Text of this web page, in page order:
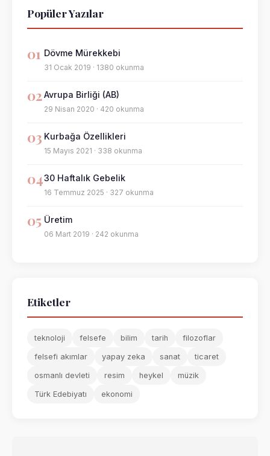
Popüler Yazılar
01 Dövme Mürekkebi
31 Ocak 2019 · 1380 okunma
02Avrupa Birliği (AB)
29 Nisan 2020 · 420 okunma
03 Kurbağa Özellikleri
15 Mayıs 2021 · 338 okunma
0430 Haftalık Gebelik
16 Temmuz 2025 · 327 okunma
05 Üretim
06 Mart 2019 · 242 okunma
Etiketler
teknoloji felsefe bilim tarih filozoflar
felsefi akımlar yapay zeka sanat ticaret
osmanlı devleti resim heykel müzik
Türk Edebiyatı ekonomi